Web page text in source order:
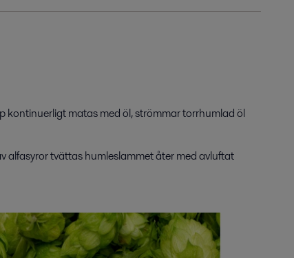
kontinuerligt matas med öl, strömmartorrhumlad öl
alfasyror tvättas humleslammet åter med avluftat